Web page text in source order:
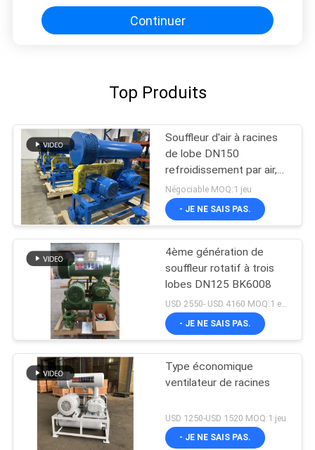
Continuer
Top Produits
Souffleur d'air à racines
de lobe DN150
refroidissement par air,
souffleur à racines de
type vertical
Négociable MOQ:1 jeu
- JE NE SAIS PAS.
4ème génération de
souffleur rotatif à trois
lobes DN125 BK6008
- JE NE SAIS PAS.
Type économique
ventilateur de racines
USD 1250-USD 1520 MOQ:1 jeu
- JE NE SAIS PAS.